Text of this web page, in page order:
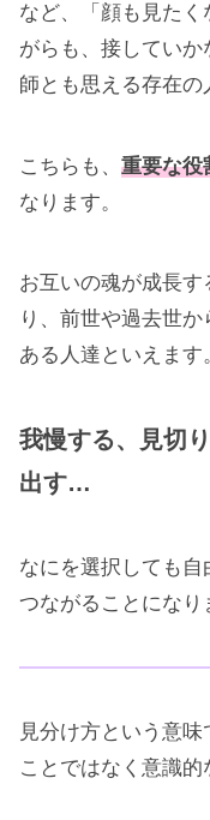
など、「顔も見た
がらも、接してい
師とも思える存在の
こちらも、 重要な役
なります。
お互いの魂が成長
り、前世や過去世
ある人達といえます
我慢する、見切
出す…
なにを選択しても
つながることになり
見分け方という意
ことではなく意識的